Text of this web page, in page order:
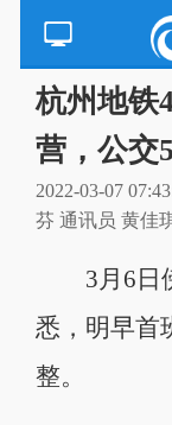
杭州地铁
营，公交
2022-03-07
芬 通讯员 黄佳
3月6日傍
悉，明早首
整。